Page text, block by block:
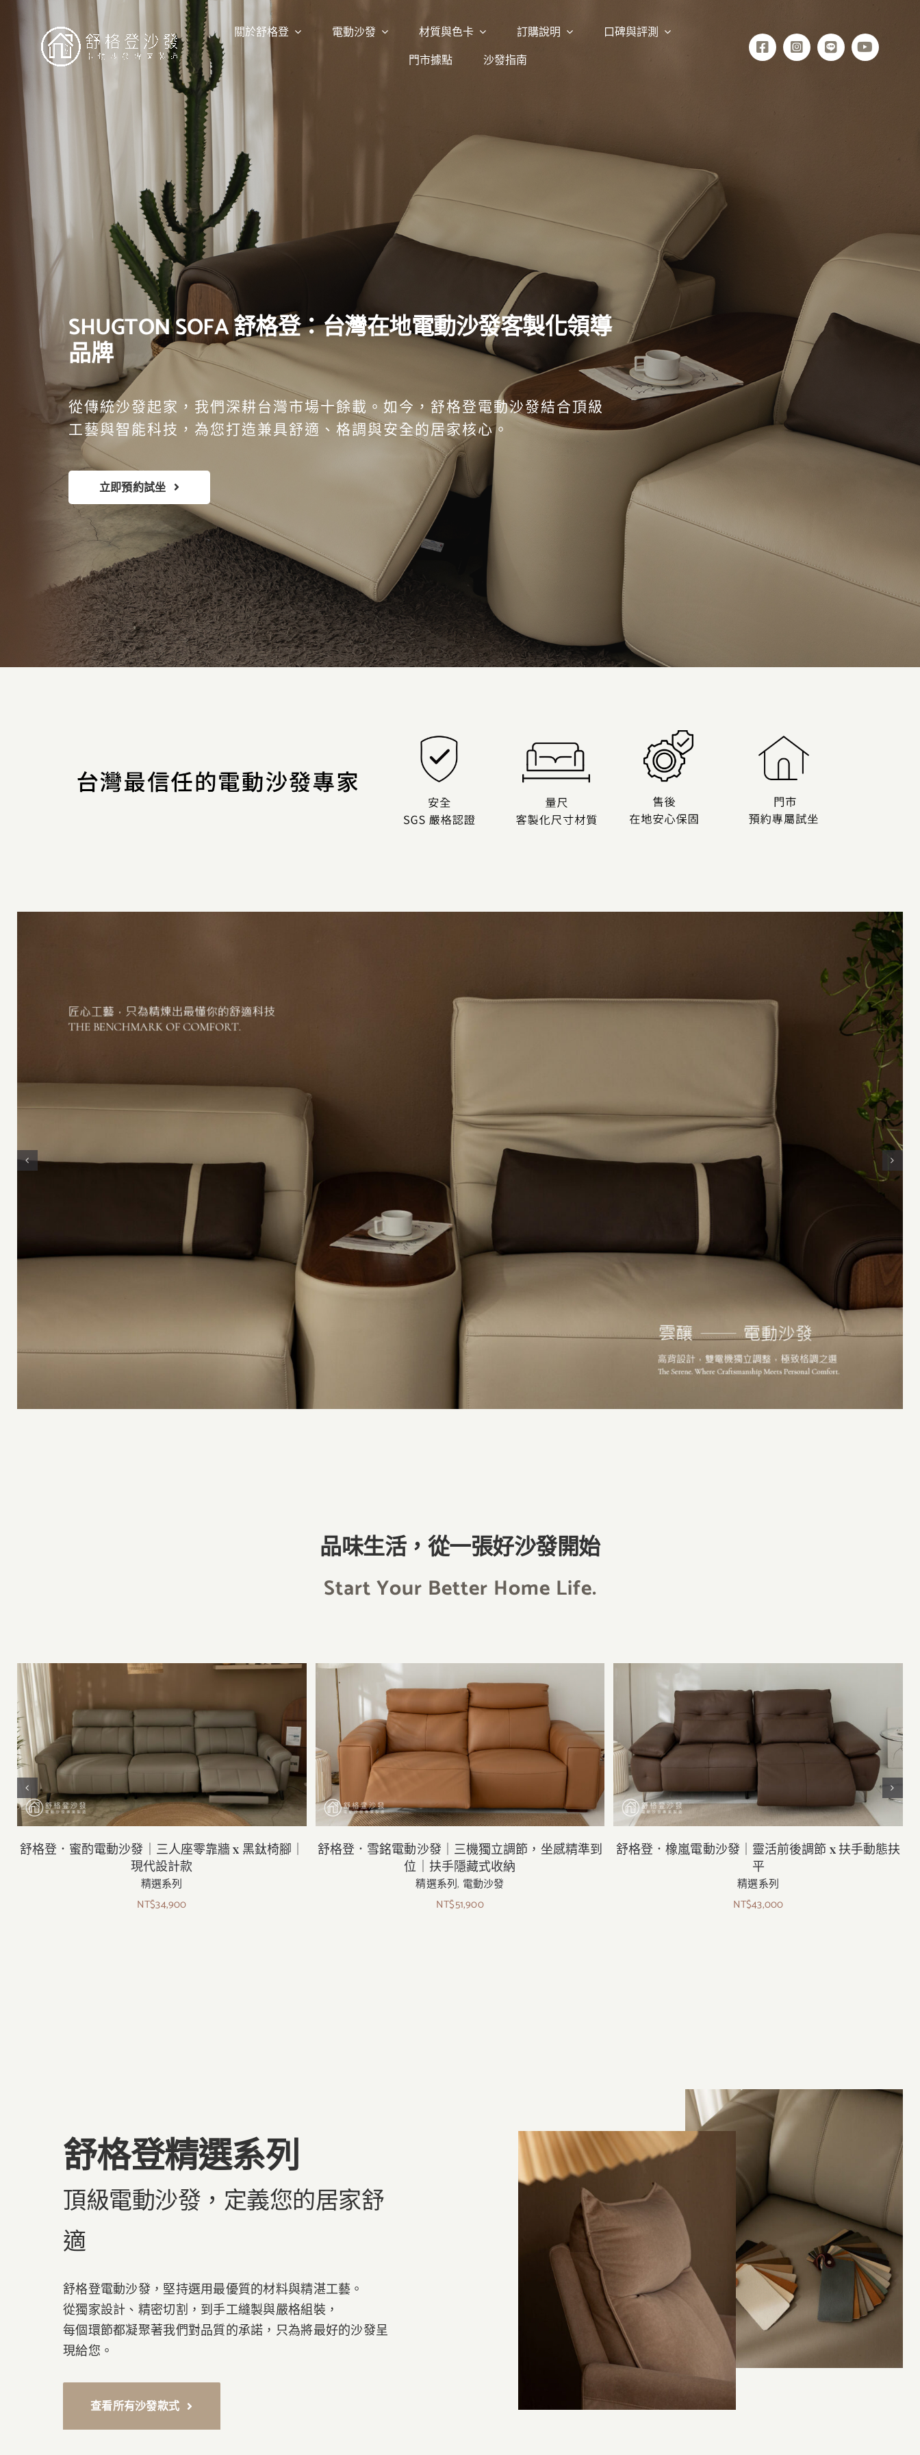
關於舒格登 電動沙發 材質與色卡 訂購說明 口碑與評測
門市據點 沙發指南
SHUGTON SOFA舒格登：台灣在地電動沙發客製化領導
品牌
從傳統沙發起家，我們深耕台灣市場十餘載。如今，舒格登電動沙發結合頂級
工藝與智能科技，為您打造兼具舒適、格調與安全的居家核心。
立即預約試坐
品味生活，從一張好沙發開始
Start Your Better Home Life.
舒格登．蜜酌電動沙發｜三人座零靠牆 x 黑鈦椅腳｜
現代設計款
精選系列
NT$34,900
舒格登．雪銘電動沙發｜三機獨立調節，坐感精準到
位｜扶手隱藏式收納
精選系列, 電動沙發
NT$51,900
舒格登．橡嵐電動沙發｜靈活前後調節 x 扶手動態扶
平
精選系列
NT$43,000
舒格登精選系列
頂級電動沙發，定義您的居家舒
適
舒格登電動沙發，堅持選用最優質的材料與精湛工藝。
從獨家設計、精密切割，到手工縫製與嚴格組裝，
每個環節都凝聚著我們對品質的承諾，只為將最好的沙發呈
現給您。
查看所有沙發款式